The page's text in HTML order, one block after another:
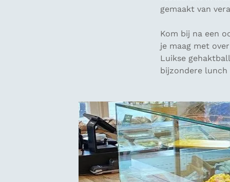
gemaakt van
Kom bij na een
je maag met
Luikse
bijzondere